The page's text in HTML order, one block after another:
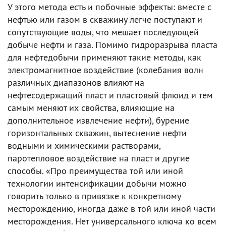
У этого метода есть и побочные эффекты: вместе с
нефтью или газом в скважину легче поступают и
сопутствующие воды, что мешает последующей
добыче нефти и газа. Помимо гидроразрыва пласта
для нефтедобычи применяют такие методы, как
электромагнитное воздействие (колебания волн
различных диапазонов влияют на
нефтесодержащий пласт и пластовый флюид и тем
самым меняют их свойства, влияющие на
дополнительное извлечение нефти), бурение
горизонтальных скважин, вытеснение нефти
водными и химическими растворами,
паротепловое воздействие на пласт и другие
способы. «Про преимущества той или иной
технологии интенсификации добычи можно
говорить только в привязке к конкретному
месторождению, иногда даже в той или иной части
месторождения. Нет универсального ключа ко всем